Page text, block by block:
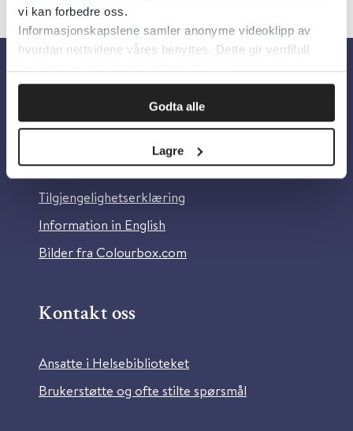
vi kan forbedre oss.
Informasjonskapslene samler anonyme videoklipp av
hvordan nettsidene våres benyttes. Dette gir verdifull
innsikt som gjør at vi kan forbedre oss.
Godta alle
Lagre
Om Helsebiblioteket
Personvern og informasjonskapsler
Tilgjengelighetserklæring
Information in English
Bilder fra Colourbox.com
Kontakt oss
Ansatte i Helsebiblioteket
Brukerstøtte og ofte stilte spørsmål